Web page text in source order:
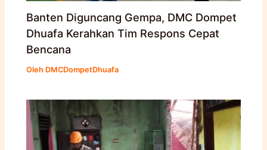
Banten Diguncang Gempa, DMC Dompet
Dhuafa Kerahkan Tim Respons Cepat
Bencana
Oleh DMCDompetDhuafa